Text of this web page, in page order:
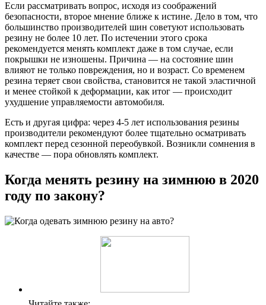
Если рассматривать вопрос, исходя из соображений
безопасности, второе мнение ближе к истине. Дело в том, что
большинство производителей шин советуют использовать
резину не более 10 лет. По истечении этого срока
рекомендуется менять комплект даже в том случае, если
покрышки не изношены. Причина — на состояние шин
влияют не только повреждения, но и возраст. Со временем
резина теряет свои свойства, становится не такой эластичной
и менее стойкой к деформации, как итог — происходит
ухудшение управляемости автомобиля.
Есть и другая цифра: через 4-5 лет использования резины
производители рекомендуют более тщательно осматривать
комплект перед сезонной переобувкой. Возникли сомнения в
качестве — пора обновлять комплект.
Когда менять резину на зимнюю в 2020
году по закону?